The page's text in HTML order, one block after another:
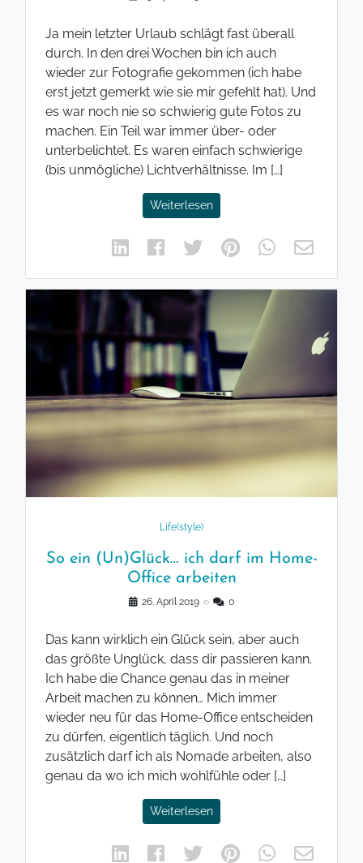
Ja mein letzter Urlaub schlägt fast überall
durch. In den drei Wochen bin ich auch
wieder zur Fotografie gekommen (ich habe
erst jetzt gemerkt wie sie mir gefehlt hat). Und
es war noch nie so schwierig gute Fotos zu
machen. Ein Teil war immer über- oder
unterbelichtet. Es waren einfach schwierige
(bis unmögliche) Lichtverhältnisse. Im […]
Weiterlesen
Life(style)
So ein (Un)Glück… ich darf im Home-
Office arbeiten
26. April 2019 ◌ 0
Das kann wirklich ein Glück sein, aber auch
das größte Unglück, dass dir passieren kann.
Ich habe die Chance genau das in meiner
Arbeit machen zu können… Mich immer
wieder neu für das Home-Office entscheiden
zu dürfen, eigentlich täglich. Und noch
zusätzlich darf ich als Nomade arbeiten, also
genau da wo ich mich wohlfühle oder […]
Weiterlesen